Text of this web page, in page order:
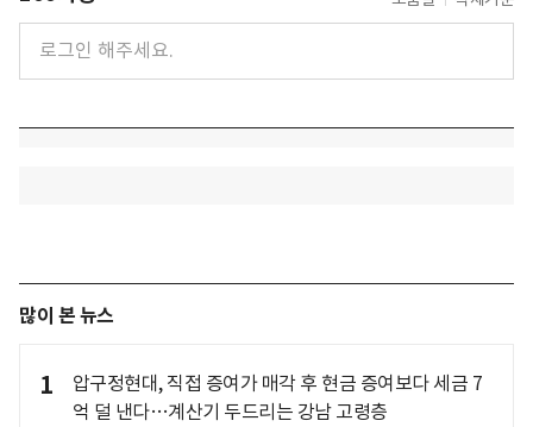
많이 본 뉴스
1
압구정현대, 직접 증여가 매각 후 현금 증여보다 세금 7
억 덜 낸다…계산기 두드리는 강남 고령층